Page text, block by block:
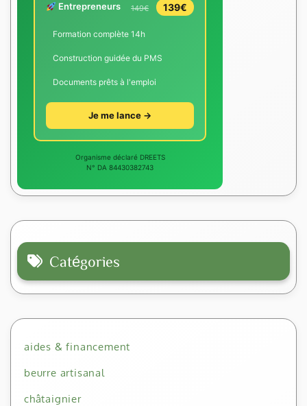
Entrepreneurs 149€ 139€
Formation complète 14h
Construction guidée du PMS
Documents prêts à l'emploi
Je me lance →
Organisme déclaré DREETS
N° DA 84430382743
Catégories
aides & financement
beurre artisanal
châtaignier